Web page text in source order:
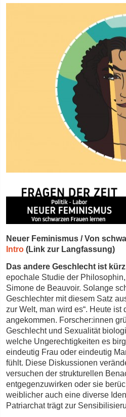
Neuer Feminismus / Von
Intro (Link zur Langfassung)
Das andere Geschlecht ist
epochale Studie der
Simone de Beauvoir. Solange
Geschlechter mit diesem Satz
zur Welt, man wird es“. Heute
angekommen. Forscher:innen
Geschlecht und Sexualität
welche Ungerechtigkeiten es
eindeutig Frau oder eindeutig
fühlt. Diese Diskussionen
versuchen der strukturellen
entgegenzuwirken oder sie
weiblicher auch eine diverse
Patriarchat trägt zur